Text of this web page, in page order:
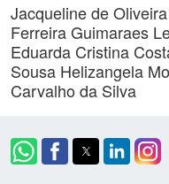
Jacqueline de
Ferreira Guimaraes
Eduarda Cristina
Sousa Helizangela
Carvalho da Silva